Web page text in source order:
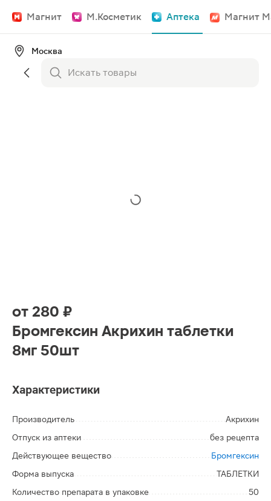
Магнит М.Косметик Аптека Магнит
Москва
от 280 ₽
Бромгексин Акрихин таблетки
8мг 50шт
Характеристики
Производитель
Акрихин
Отпуск из аптеки
без рецепта
Действующее вещество
Бромгексин
Форма выпуска
ТАБЛЕТКИ
Количество препарата в упаковке
50